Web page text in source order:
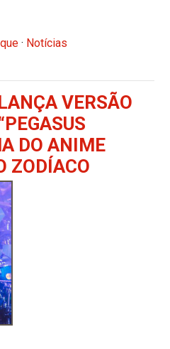
· Notícias
VERSÃO
DO ANIME
ZODÍACO